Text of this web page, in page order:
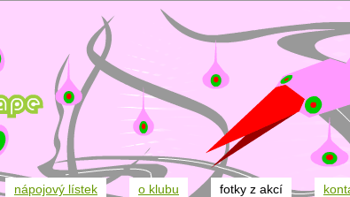
nápojový lístek o klubu fotky z akcí